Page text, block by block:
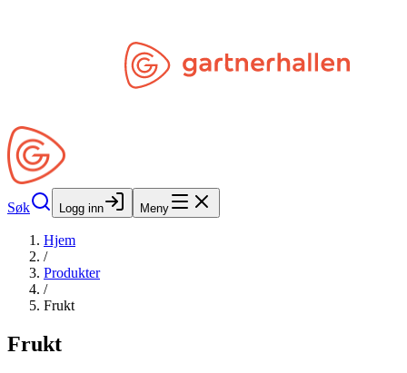
Søk
Åpne Min Side
Logg inn
Meny
Hjem
/
Produkter
/
Frukt
Frukt